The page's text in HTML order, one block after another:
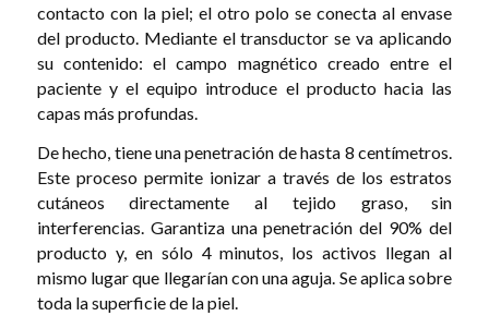
contacto con la piel; el otro polo se conecta al envase
del producto. Mediante el transductor se va aplicando
su contenido: el campo magnético creado entre el
paciente y el equipo introduce el producto hacia las
capas más profundas.
De hecho, tiene una penetración de hasta 8 centímetros.
Este proceso permite ionizar a través de los estratos
cutáneos directamente al tejido graso, sin
interferencias. Garantiza una penetración del 90% del
producto y, en sólo 4 minutos, los activos llegan al
mismo lugar que llegarían con una aguja. Se aplica sobre
toda la superficie de la piel.